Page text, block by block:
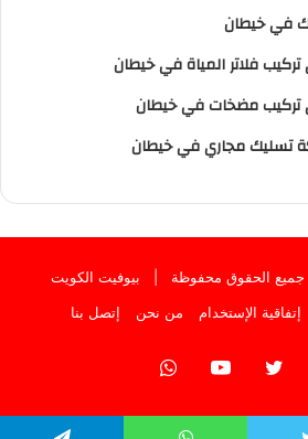
في خيطان
فلاتر المياة في خيطان
تركيب مضخات في خيطان
تسليك مجاري في خيطان
بيوفيت الكويت
إتفاقية الإستخدام من نحن إتصل بنا
فيسبوك تويتر يوتيوب